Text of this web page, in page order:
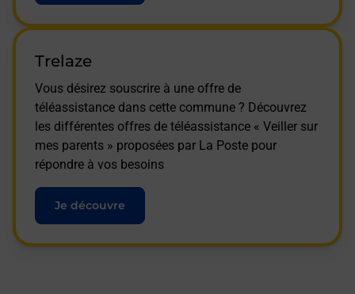
Trelaze
Vous désirez souscrire à une offre de
téléassistance dans cette commune ? Découvrez
les différentes offres de téléassistance « Veiller sur
mes parents » proposées par La Poste pour
répondre à vos besoins
Je découvre